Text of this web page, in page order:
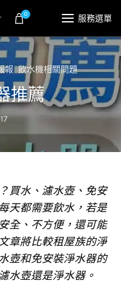
0 服務選單
報 飲水機相關問題
推薦
買水、濾水壺、免安
天都需要飲水，若是
全、不方便，還可能
章將比較租屋族的淨
壺和免安裝淨水器的
水壺還是淨水器。